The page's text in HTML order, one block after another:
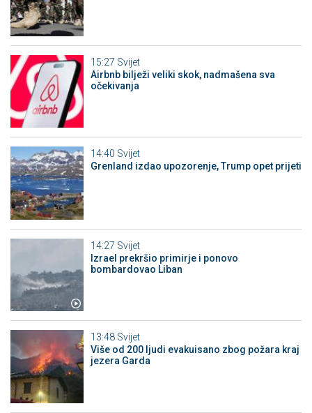
15:27 Svijet
Airbnb bilježi veliki skok, nadmašena sva
očekivanja
14:40 Svijet
Grenland izdao upozorenje, Trump opet prijeti
14:27 Svijet
Izrael prekršio primirje i ponovo
bombardovao Liban
13:48 Svijet
Više od 200 ljudi evakuisano zbog požara kraj
jezera Garda